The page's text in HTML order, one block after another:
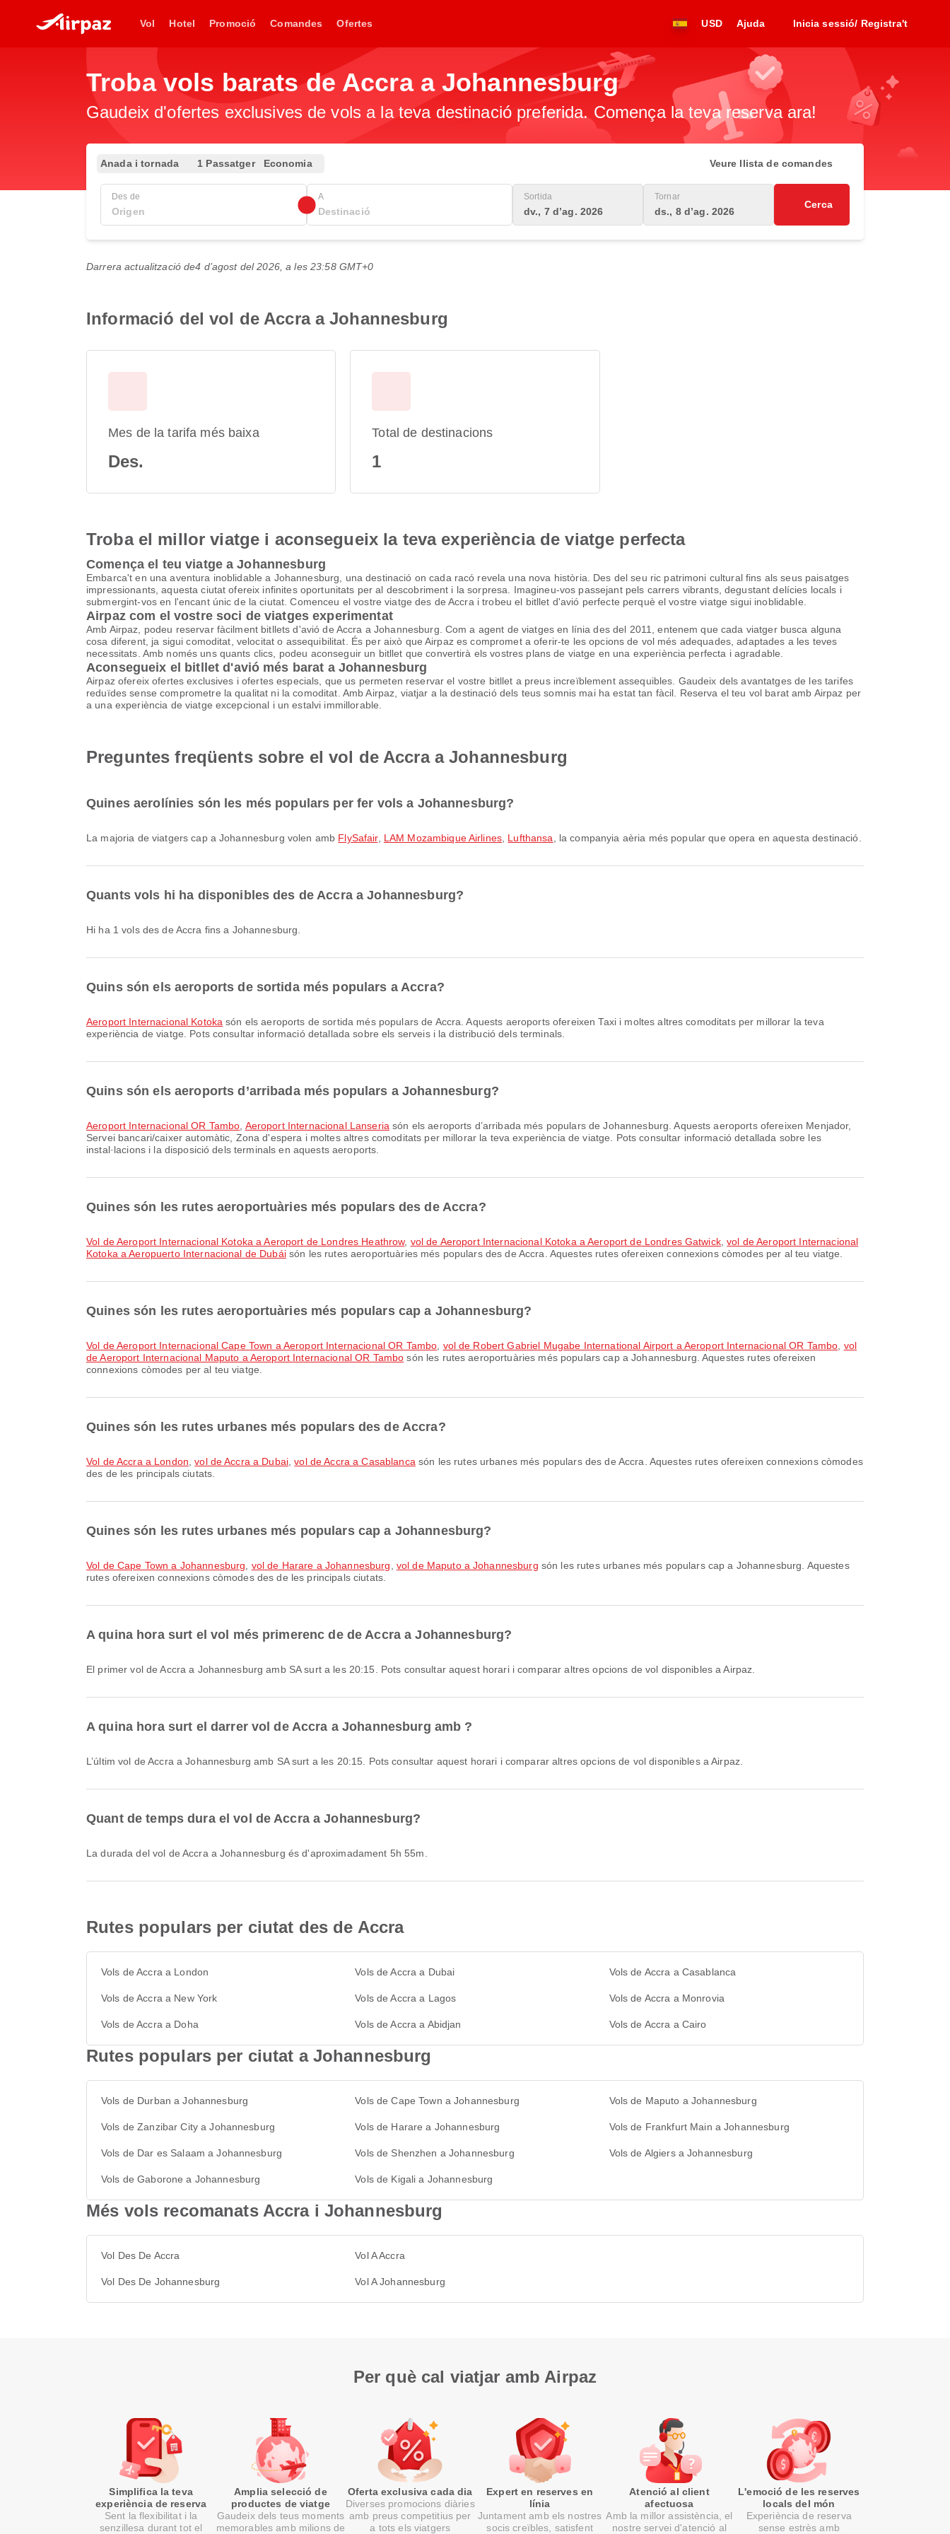
Vol Hotel Promoció Comandes Ofertes USD Ajuda Inicia sessió/ Registra't
Troba vols barats de Accra a Johannesburg
Gaudeix d'ofertes exclusives de vols a la teva destinació preferida. Comença la teva reserva ara!
Anada i tornada 1 Passatger Economia Veure llista de comandes
Des de A Sortida
dv., 7 d’ag. 2026
Tornar
ds., 8 d’ag. 2026
Cerca
Darrera actualització de4 d’agost del 2026, a les 23:58 GMT+0
Informació del vol de Accra a Johannesburg
Mes de la tarifa més baixa
Des.
Total de destinacions
1
Troba el millor viatge i aconsegueix la teva experiència de viatge perfecta
Comença el teu viatge a Johannesburg
Embarca't en una aventura inoblidable a Johannesburg, una destinació on cada racó revela una nova història. Des del seu ric patrimoni cultural fins als seus paisatges
impressionants, aquesta ciutat ofereix infinites oportunitats per al descobriment i la sorpresa. Imagineu-vos passejant pels carrers vibrants, degustant delícies locals i
submergint-vos en l'encant únic de la ciutat. Comenceu el vostre viatge des de Accra i trobeu el bitllet d'avió perfecte perquè el vostre viatge sigui inoblidable.
Airpaz com el vostre soci de viatges experimentat
Amb Airpaz, podeu reservar fàcilment bitllets d'avió de Accra a Johannesburg. Com a agent de viatges en línia des del 2011, entenem que cada viatger busca alguna
cosa diferent, ja sigui comoditat, velocitat o assequibilitat. És per això que Airpaz es compromet a oferir-te les opcions de vol més adequades, adaptades a les teves
necessitats. Amb només uns quants clics, podeu aconseguir un bitllet que convertirà els vostres plans de viatge en una experiència perfecta i agradable.
Aconsegueix el bitllet d'avió més barat a Johannesburg
Airpaz ofereix ofertes exclusives i ofertes especials, que us permeten reservar el vostre bitllet a preus increïblement assequibles. Gaudeix dels avantatges de les tarifes
reduïdes sense comprometre la qualitat ni la comoditat. Amb Airpaz, viatjar a la destinació dels teus somnis mai ha estat tan fàcil. Reserva el teu vol barat amb Airpaz per
a una experiència de viatge excepcional i un estalvi immillorable.
Preguntes freqüents sobre el vol de Accra a Johannesburg
Quines aerolínies són les més populars per fer vols a Johannesburg?
La majoria de viatgers cap a Johannesburg volen amb FlySafair, LAM Mozambique Airlines Lufthansa , la companyia aèria més popular que opera en aquesta destinació.
Quants vols hi ha disponibles des de Accra a Johannesburg?
Hi ha 1 vols des de Accra fins a Johannesburg.
Quins són els aeroports de sortida més populars a Accra?
Aeroport Internacional Kotoka són els aeroports de sortida més populars de Accra. Aquests aeroports ofereixen Taxi i moltes altres comoditats per millorar la teva
experiència de viatge. Pots consultar informació detallada sobre els serveis i la distribució dels terminals.
Quins són els aeroports d’arribada més populars a Johannesburg?
Aeroport Internacional OR Tambo Aeroport Internacional Lanseria són els aeroports d’arribada més populars de Johannesburg. Aquests aeroports ofereixen Menjador,
Servei bancari/caixer automàtic, Zona d'espera i moltes altres comoditats per millorar la teva experiència de viatge. Pots consultar informació detallada sobre les
instal·lacions i la disposició dels terminals en aquests aeroports.
Quines són les rutes aeroportuàries més populars des de Accra?
vol de Aeroport Internacional Kotoka a Aeroport de Londres Heathrow, vol de Aeroport Internacional Kotoka a Aeroport de Londres Gatwick,vol de Aeroport Internacional
Kotoka a Aeropuerto Internacional de Dubáisón les rutes aeroportuàries més populars des de Accra. Aquestes rutes ofereixen connexions còmodes per al teu viatge.
Quines són les rutes aeroportuàries més populars cap a Johannesburg?
vol de Aeroport Internacional Cape Town a Aeroport Internacional OR Tambo vol de Robert Gabriel Mugabe International Airport a Aeroport Internacional OR Tambo vol
de Aeroport Internacional Maputo a Aeroport Internacional OR Tambo són les rutes aeroportuàries més populars cap a Johannesburg. Aquestes rutes ofereixen
connexions còmodes per al teu viatge.
Quines són les rutes urbanes més populars des de Accra?
vol de Accra a London ,vol de Accra a Dubai ,vol de Accra a Casablanca són les rutes urbanes més populars des de Accra. Aquestes rutes ofereixen connexions còmodes
des de les principals ciutats.
Quines són les rutes urbanes més populars cap a Johannesburg?
vol de Cape Town a Johannesburg vol de Harare a Johannesburg vol de Maputo a Johannesburg són les rutes urbanes més populars cap a Johannesburg. Aquestes
rutes ofereixen connexions còmodes des de les principals ciutats.
A quina hora surt el vol més primerenc de de Accra a Johannesburg?
El primer vol de Accra a Johannesburg amb SA surt a les 20:15. Pots consultar aquest horari i comparar altres opcions de vol disponibles a Airpaz.
A quina hora surt el darrer vol de Accra a Johannesburg amb ?
L’últim vol de Accra a Johannesburg amb SA surt a les 20:15. Pots consultar aquest horari i comparar altres opcions de vol disponibles a Airpaz.
Quant de temps dura el vol de Accra a Johannesburg?
La durada del vol de Accra a Johannesburg és d'aproximadament 5h 55m.
Rutes populars per ciutat des de Accra
Vols de Accra a London Vols de Accra a Dubai Vols de Accra a Casablanca
Vols de Accra a New York Vols de Accra a Lagos Vols de Accra a Monrovia
Vols de Accra a Doha Vols de Accra a Abidjan Vols de Accra a Cairo
Rutes populars per ciutat a Johannesburg
Vols de Durban a Johannesburg Vols de Cape Town a Johannesburg Vols de Maputo a Johannesburg
Vols de Zanzibar City a Johannesburg Vols de Harare a Johannesburg Vols de Frankfurt Main a Johannesburg
Vols de Dar es Salaam a Johannesburg Vols de Shenzhen a Johannesburg Vols de Algiers a Johannesburg
Vols de Gaborone a Johannesburg Vols de Kigali a Johannesburg
Més vols recomanats Accra i Johannesburg
Vol Des De Accra
Vol Des De Johannesburg
Vol A Accra
Vol A Johannesburg
Per què cal viatjar amb Airpaz
Simplifica la teva
experiència de reserva
Sent la flexibilitat i la
senzillesa durant tot el
Amplia selecció de
productes de viatge
Gaudeix dels teus moments
memorables amb milions de
Oferta exclusiva cada dia
Diverses promocions diàries
amb preus competitius per
a tots els viatgers
Expert en reserves en
línia
Juntament amb els nostres
socis creïbles, satisfent
Atenció al client
afectuosa
Amb la millor assistència, el
nostre servei d'atenció al
L'emoció de les reserves
locals del món
Experiència de reserva
sense estrès amb